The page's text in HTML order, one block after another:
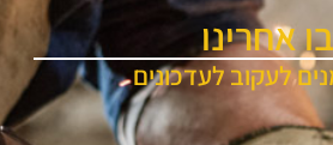
אחרינו
לעקוב לעדכונים